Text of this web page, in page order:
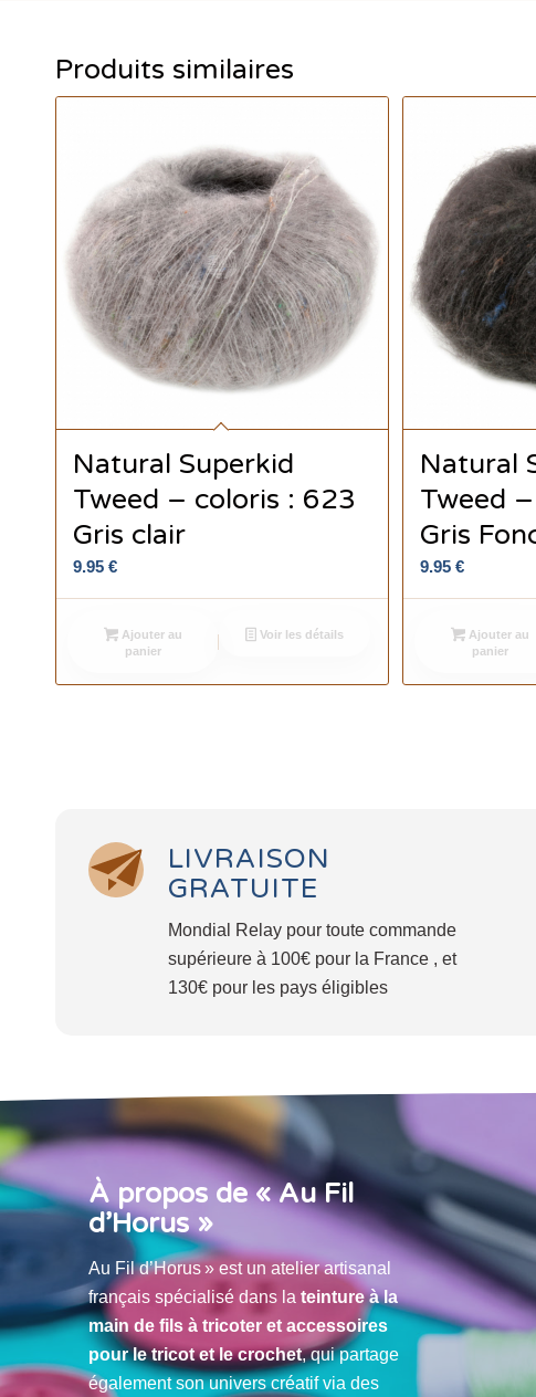
Produits similaires
Natural Superkid
Tweed – coloris : 623
Gris clair
9.95 €
Ajouter au
panier
Voir les détails
Natural
Tweed
Gris
9.95€
Ajouter au
panier
LIVRAISON
GRATUITE
Mondial Relay pour toute commande
supérieure à 100€ pour la France , et
130€ pour les pays éligibles
À propos de « Au Fil
d’Horus »
Au Fil d’Horus » est un atelier artisanal
français spécialisé dans la teinture à la
main de fils à tricoter et accessoires
pour le tricot et le crochet, qui partage
également son univers créatif via des